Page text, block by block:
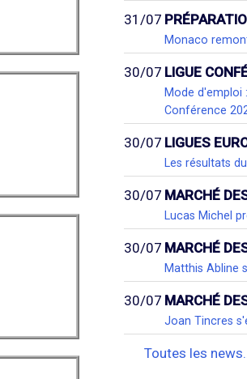
31/07
Monaco
30/07 LIGUE
Mode d'emploi
Conférence
30/07 LIGUES
Les résultats
30/07 MARCHÉ
Lucas Michel
30/07 MARCHÉ
Matthis Abline
30/07 MARCHÉ
Joan Tincres
Toutes les